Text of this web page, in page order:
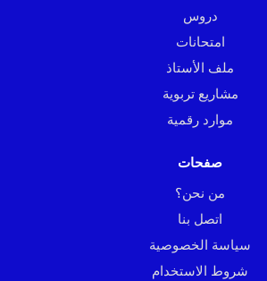
دروس
امتحانات
ملف الأستاذ
مشاريع تربوية
موارد رقمية
صفحات
من نحن؟
اتصل بنا
سياسة الخصوصية
شروط الاستخدام